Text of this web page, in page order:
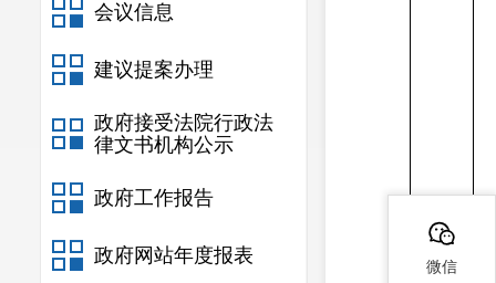
会议信息
建议提案办理
政府接受法院行政法
律文书机构公示
政府工作报告
政府网站年度报表 微信